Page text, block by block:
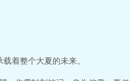
着整个大夏的未来。